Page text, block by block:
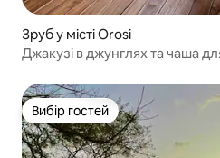
Зруб у місті Orosi
Джакузі в джунглях та чаша
Вибір гостей
Вибір гостей